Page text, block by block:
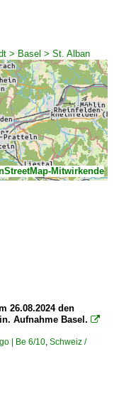
> Basel > St. Alban
Mitwirkende
26.08.2024 den
Aufnahme Basel. 
| Be 6/10, Schweiz /